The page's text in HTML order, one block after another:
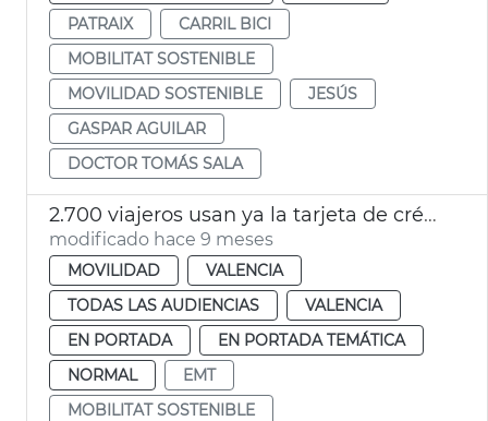
PATRAIX
CARRIL BICI
MOBILITAT SOSTENIBLE
MOVILIDAD SOSTENIBLE
JESÚS
GASPAR AGUILAR
DOCTOR TOMÁS SALA
2.700 viajeros usan ya la tarjeta de crédito ‘MovimEMT’
modificado hace 9 meses
MOVILIDAD
VALENCIA
TODAS LAS AUDIENCIAS
VALENCIA
EN PORTADA
EN PORTADA TEMÁTICA
NORMAL
EMT
MOBILITAT SOSTENIBLE